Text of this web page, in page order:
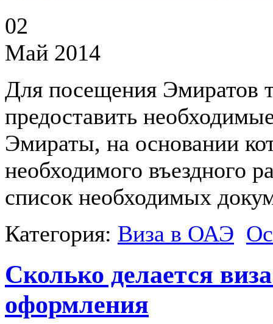
02
Май 2014
Для посещения Эмиратов
предоставить
Эмираты, на основании
необходимого въездного
список необходимых
Категория: Виза в ОАЭ
Сколько делается
оформления